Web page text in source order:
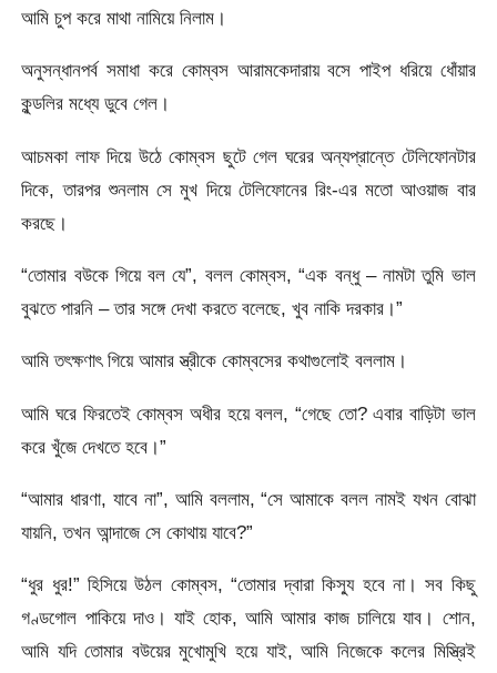
আমি চুপ করে মাথা নামিয়ে নিলাম।
অনুসন্ধানপর্ব সমাধা করে কোম্বস আরামকেদারায় বসে পাইপ ধরিয়ে ধোঁয়ার
কুন্ডলির মধ্যে ডুবে গেল।
আচমকা লাফ দিয়ে উঠে কোম্বস ছুটে গেল ঘরের অন্যপ্রান্তে টেলিফোনটার
দিকে, তারপর শুনলাম সে মুখ দিয়ে টেলিফোনের রিং-এর মতো আওয়াজ বার
করছে।
“তোমার বউকে গিয়ে বল যে”, বলল কোম্বস, “এক বন্ধু – নামটা তুমি ভাল
বুঝতে পারনি – তার সঙ্গে দেখা করতে বলেছে, খুব নাকি দরকার।”
আমি তৎক্ষণাৎ গিয়ে আমার স্ত্রীকে কোম্বসের কথাগুলোই বললাম।
আমি ঘরে ফিরতেই কোম্বস অধীর হয়ে বলল, “গেছে তো? এবার বাড়িটা ভাল
করে খুঁজে দেখতে হবে।”
“আমার ধারণা, যাবে না”, আমি বললাম, “সে আমাকে বলল নামই যখন বোঝা
যায়নি, তখন আন্দাজে সে কোথায় যাবে?”
“ধুর ধুর!” হিসিয়ে উঠল কোম্বস, “তোমার দ্বারা কিস্যু হবে না। সব কিছু
গণ্ডগোল পাকিয়ে দাও। যাই হোক, আমি আমার কাজ চালিয়ে যাব। শোন,
আমি যদি তোমার বউয়ের মুখোমুখি হয়ে যাই, আমি নিজেকে কলের মিস্ত্রিই